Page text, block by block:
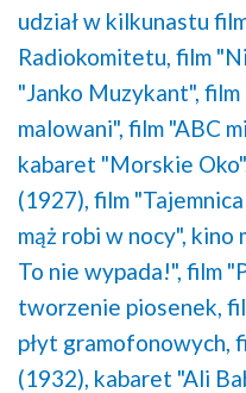
udział w kilkunastu
Radiokomitetu, film
"Janko Muzykant", film
malowani", film "ABC
kabaret "Morskie Oko",
(1927), film
mąż robi w nocy", kino
To nie wypada!", film
tworzenie piosenek,
płyt gramofonowych,
(1932), kabaret "Ali